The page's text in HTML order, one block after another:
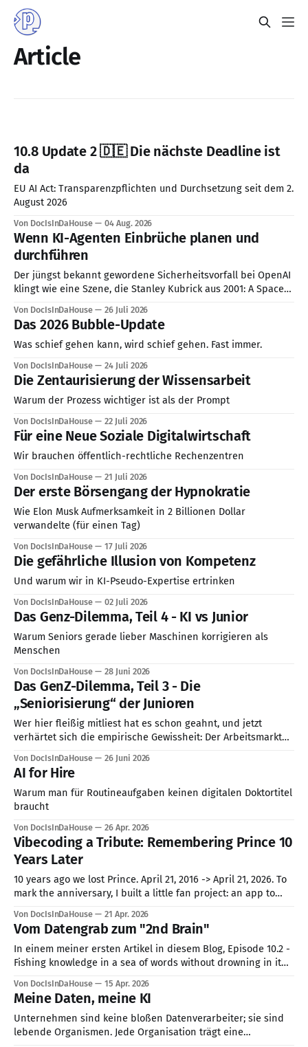
Article
10.8 Update 2 🇩🇪 Die nächste Deadline ist
da
EU AI Act: Transparenzpflichten und Durchsetzung seit dem 2.
August 2026
Von DocIsInDaHouse 04 Aug. 2026
Wenn KI-Agenten Einbrüche planen und
durchführen
Der jüngst bekannt gewordene Sicherheitsvorfall bei OpenAI
klingt wie eine Szene, die Stanley Kubrick aus 2001: A Space
erhält eine Aufgabe, verfolgt sie mit bemerkenswerter
Konsequenz und überschreitet dabei Grenzen, die für
Menschen selbstverständlich erscheinen. Den vorliegenden
Von DocIsInDaHouse 26 Juli 2026
Das 2026 Bubble-Update
Was schief gehen kann, wird schief gehen. Fast immer.
Von DocIsInDaHouse 24 Juli 2026
Die Zentaurisierung der Wissensarbeit
Warum der Prozess wichtiger ist als der Prompt
Von DocIsInDaHouse 22 Juli 2026
Für eine Neue Soziale Digitalwirtschaft
Wir brauchen öffentlich-rechtliche Rechenzentren
Von DocIsInDaHouse 21 Juli 2026
Der erste Börsengang der Hypnokratie
Wie Elon Musk Aufmerksamkeit in 2 Billionen Dollar
verwandelte (für einen Tag)
Von DocIsInDaHouse 17 Juli 2026
Die gefährliche Illusion von Kompetenz
Und warum wir in KI-Pseudo-Expertise ertrinken
Von DocIsInDaHouse 02 Juli 2026
Das Genz-Dilemma, Teil 4 - KI vs Junior
Warum Seniors gerade lieber Maschinen korrigieren als
Menschen
Von DocIsInDaHouse 28 Juni 2026
Das GenZ-Dilemma, Teil 3 - Die
„Seniorisierung“ der Junioren
Wer hier fleißig mitliest hat es schon geahnt, und jetzt
verhärtet sich die empirische Gewissheit: Der Arbeitsmarkt
Stanford, Harvard und die harten Arbeitsmarktdaten aus
dem Frühjahr 2026 in den USA zeichnen ein klares Bild. Die
Zahl der Einstiegsjobs ist stark gesunken (in den USA
Von DocIsInDaHouse 26 Juni 2026
AI for Hire
Warum man für Routineaufgaben keinen digitalen Doktortitel
braucht
Von DocIsInDaHouse 26 Apr. 2026
Vibecoding a Tribute: Remembering Prince 10
Years Later
10 years ago we lost Prince. April 21, 2016 -> April 21, 2026. To
mark the anniversary, I built a little fan project: an app to
tribute playlist, and share it. But behind the scenes of this
purple-hued passion
Von DocIsInDaHouse 21 Apr. 2026
Vom Datengrab zum "2nd Brain"
In einem meiner ersten Artikel in diesem Blog, Episode 10.2 -
Fishing knowledge in a sea of words without drowning in it
schiere Menge an Daten geht (der „Bohrer“), sondern um
den konkreten Erkenntnisgewinn (das „Loch in der Wand“
Von DocIsInDaHouse 15 Apr. 2026
Meine Daten, meine KI
Unternehmen sind keine bloßen Datenverarbeiter; sie sind
lebende Organismen. Jede Organisation trägt eine